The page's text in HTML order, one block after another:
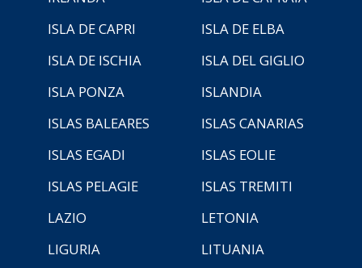
ISLA DE CAPRI
ISLA DE ELBA
ISLA DE ISCHIA
ISLA DEL GIGLIO
ISLA PONZA
ISLANDIA
ISLAS BALEARES
ISLAS CANARIAS
ISLAS EGADI
ISLAS EOLIE
ISLAS PELAGIE
ISLAS TREMITI
LAZIO
LETONIA
LIGURIA
LITUANIA